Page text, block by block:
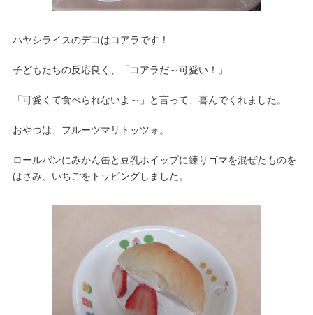
ハヤシライスのデコはコアラです！
子どもたちの反応良く、「コアラだ～可愛い！」
「可愛くて食べられないよ～」と言って、喜んでくれました。
おやつは、フルーツマリトッツォ。
ロールパンにみかん缶と豆乳ホイップに練りゴマを混ぜたものを
はさみ、いちごをトッピングしました。